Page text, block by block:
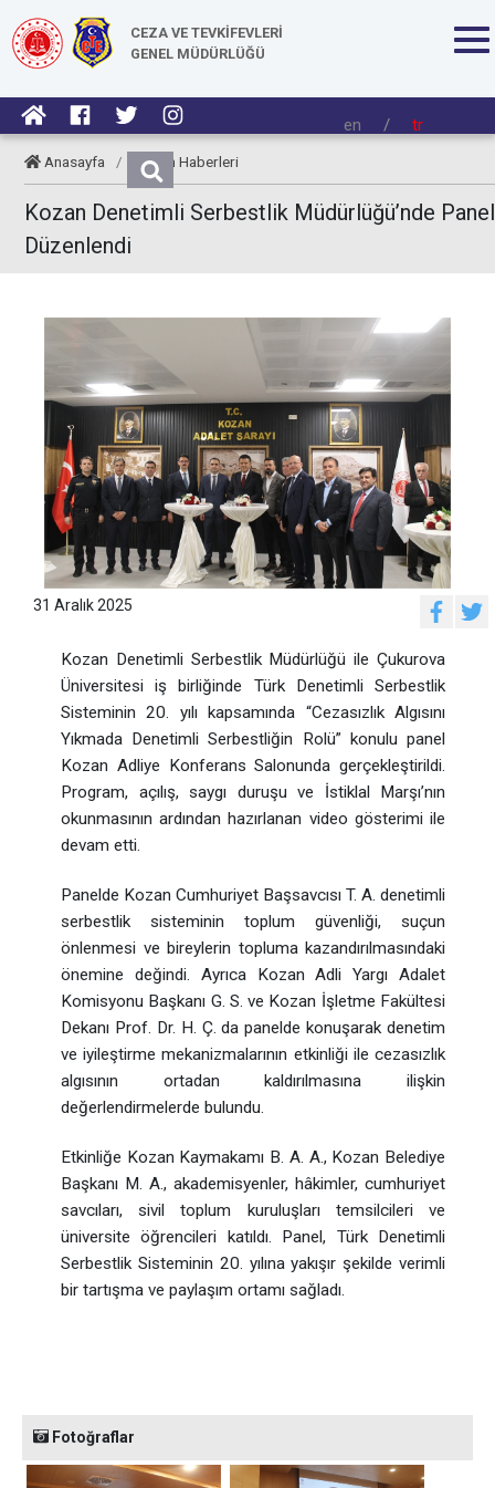
CEZA VE TEVKİFEVLERİ
GENEL MÜDÜRLÜĞÜ
en / tr
Anasayfa / Kurum Haberleri
Kozan Denetimli Serbestlik Müdürlüğü’nde Panel
Düzenlendi
31 Aralık 2025
Kozan Denetimli Serbestlik Müdürlüğü ile Çukurova
Üniversitesi iş birliğinde Türk Denetimli Serbestlik
Sisteminin 20. yılı kapsamında “Cezasızlık Algısını
Yıkmada Denetimli Serbestliğin Rolü” konulu panel
Kozan Adliye Konferans Salonunda gerçekleştirildi.
Program, açılış, saygı duruşu ve İstiklal Marşı’nın
okunmasının ardından hazırlanan video gösterimi ile
devam etti.
Panelde Kozan Cumhuriyet Başsavcısı T. A. denetimli
serbestlik sisteminin toplum güvenliği, suçun
önlenmesi ve bireylerin topluma kazandırılmasındaki
önemine değindi. Ayrıca Kozan Adli Yargı Adalet
Komisyonu Başkanı G. S. ve Kozan İşletme Fakültesi
Dekanı Prof. Dr. H. Ç. da panelde konuşarak denetim
ve iyileştirme mekanizmalarının etkinliği ile cezasızlık
algısının ortadan kaldırılmasına ilişkin
değerlendirmelerde bulundu.
Etkinliğe Kozan Kaymakamı B. A. A., Kozan Belediye
Başkanı M. A., akademisyenler, hâkimler, cumhuriyet
savcıları, sivil toplum kuruluşları temsilcileri ve
üniversite öğrencileri katıldı. Panel, Türk Denetimli
Serbestlik Sisteminin 20. yılına yakışır şekilde verimli
bir tartışma ve paylaşım ortamı sağladı.
Fotoğraflar